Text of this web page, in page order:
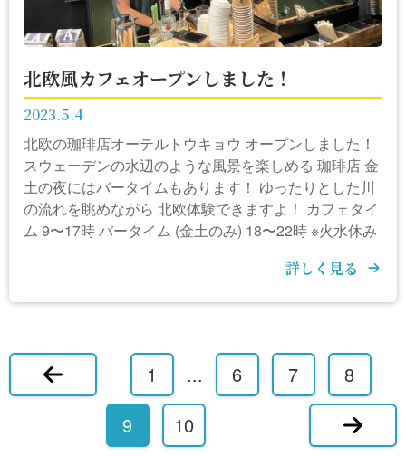
北欧風カフェオープンしました！
2023.5.4
北欧の珈琲店オーテルトウキョウ オープンしました！
スウェーデンの水辺のような風景を楽しめる 珈琲店 金
土の夜にはバータイムもあります！ ゆったりとした川
の流れを眺めながら 北欧体験できますよ！ カフェタイ
ム 9〜17時 バータイム (金土のみ) 18〜22時 ※火水休み
詳しく見る
1 ... 6 7
8
9
10